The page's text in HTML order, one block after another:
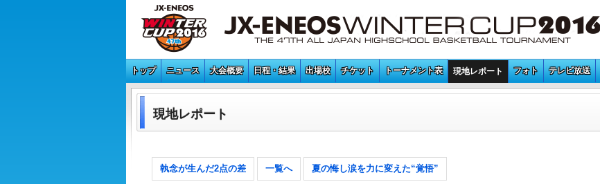
トップ ニュース 大会概要 日程・結果 出場校 チケット トーナメント表 現地レポート フォト テレビ放送
現地レポート
執念が生んだ2点の差 一覧へ 夏の悔し涙を力に変えた“覚悟”